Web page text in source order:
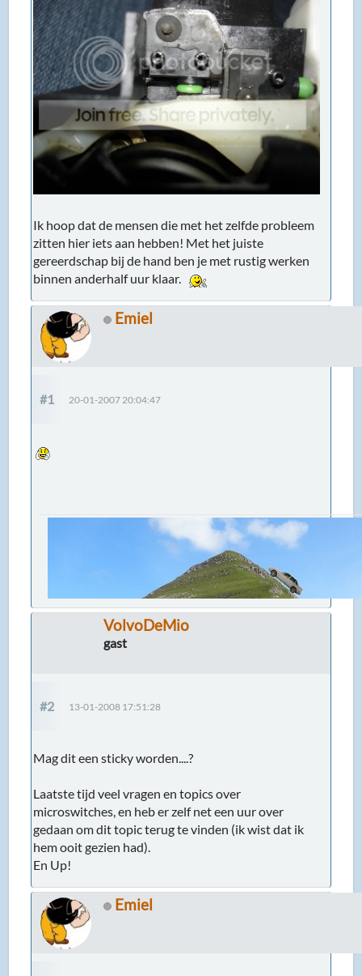
Ik hoop dat de mensen die met het zelfde probleem
zitten hier iets aan hebben! Met het juiste
gereerdschap bij de hand ben je met rustig werken
binnen anderhalf uur klaar.
Emiel
#1 20-01-2007 20:04:47
VolvoDeMio
gast
#2 13-01-2008 17:51:28
Mag dit een sticky worden....?
Laatste tijd veel vragen en topics over
microswitches, en heb er zelf net een uur over
gedaan om dit topic terug te vinden (ik wist dat ik
hem ooit gezien had).
En Up!
Emiel